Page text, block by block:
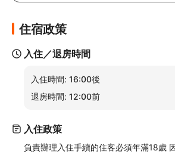
住宿政策
入住／退房時間
入住時間: 16:00後
退房時間: 12:00前
入住政策
負責辦理入住手續的住客必須年滿18歲